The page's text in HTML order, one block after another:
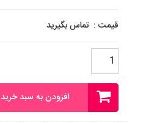
قیمت : تماس بگیرید
پلی
اتیلن
گلیکول
400
PEG
افزودن به سبد خرید